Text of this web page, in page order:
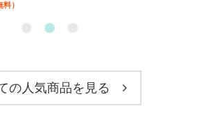
）
の人気商品を見る